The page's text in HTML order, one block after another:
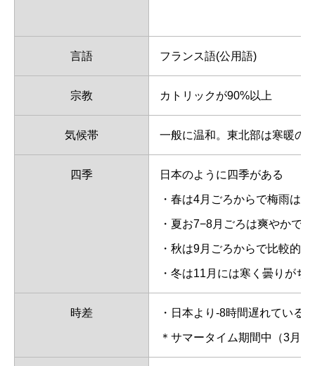
言語 フランス語(公用語)
宗教 カトリックが90%以上
気候帯 一般に温和。東北部は寒暖の
四季 日本のように四季がある
・春は4月ごろからで梅雨は
・夏お7−8月ごろは爽やかで
・秋は9月ごろからで比較的
・冬は11月には寒く曇りがち
時差 ・日本より-8時間遅れている。
＊サマータイム期間中（3月